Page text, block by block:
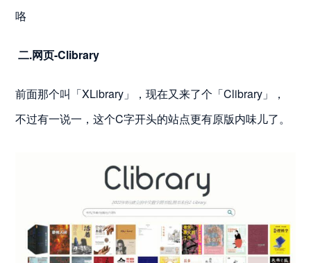
咯
二.网页-Clibrary
前面那个叫「XLibrary」，现在又来了个「Clibrary」，
不过有一说一，这个C字开头的站点更有原版内味儿了。